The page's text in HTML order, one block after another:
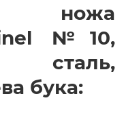
ножа
№10,
сталь,
бука: